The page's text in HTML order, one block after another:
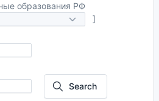
образования РФ
]
Search